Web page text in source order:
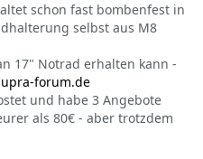
schon fast bombenfest in
selbst aus M8
17" Notrad erhalten kann -
forum.de
und habe 3 Angebote
als 80€ - aber trotzdem